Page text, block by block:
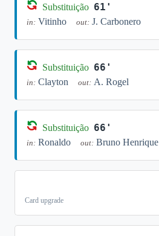
Substituição 61'
in: Vitinho out: J. Carbonero
Substituição 66'
in: Clayton out: A. Rogel
Substituição 66'
in: Ronaldo out: Bruno Henrique
Card upgrade